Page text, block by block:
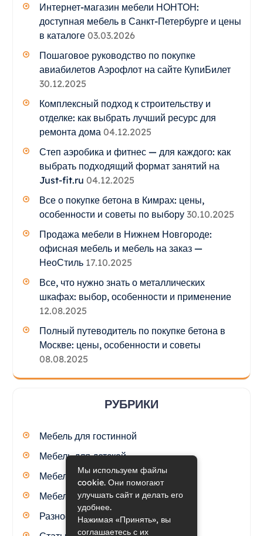
Интернет-магазин мебели НОНТОН:
доступная мебель в Санкт-Петербурге и цены
в каталоге 03.03.2026
Пошаговое руководство по покупке
авиабилетов Аэрофлот на сайте КупиБилет
30.12.2025
Комплексный подход к строительству и
отделке: как выбрать лучший ресурс для
ремонта дома 04.12.2025
Степ аэробика и фитнес — для каждого: как
выбрать подходящий формат занятий на
Just-fit.ru 04.12.2025
Все о покупке бетона в Кимрах: цены,
особенности и советы по выбору 30.10.2025
Продажа мебели в Нижнем Новгороде:
офисная мебель и мебель на заказ —
НеоСтиль 17.10.2025
Все, что нужно знать о металлических
шкафах: выбор, особенности и применение
12.08.2025
Полный путеводитель по покупке бетона в
Москве: цены, особенности и советы
08.08.2025
РУБРИКИ
Мебель для гостинной
Мебель для детской
Мебель для кухни
Мебель для спальни
Разное
Мы используем файлы
cookie. Они помогают
улучшать сайт и делать его
удобнее.
Нажимая «Принять», вы
соглашаетесь с их